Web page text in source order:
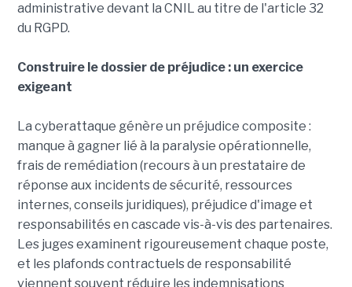
administrative devant la CNIL au titre de l'article 32
du RGPD.
Construire le dossier de préjudice : un exercice
exigeant
La cyberattaque génère un préjudice composite :
manque à gagner lié à la paralysie opérationnelle,
frais de remédiation (recours à un prestataire de
réponse aux incidents de sécurité, ressources
internes, conseils juridiques), préjudice d'image et
responsabilités en cascade vis-à-vis des partenaires.
Les juges examinent rigoureusement chaque poste,
et les plafonds contractuels de responsabilité
viennent souvent réduire les indemnisations